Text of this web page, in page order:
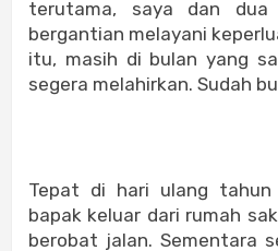
terutama, saya dan dua
bergantian melayani
itu, masih di bulan yang
segera melahirkan. Sudah
Tepat di hari ulang
bapak keluar dari rumah
berobat jalan. Sementara